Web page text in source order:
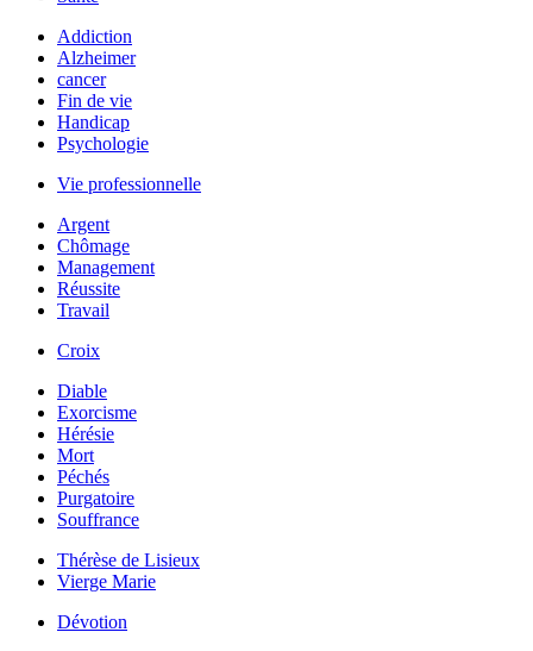
Addiction
Alzheimer
cancer
Fin de vie
Handicap
Psychologie
Vie professionnelle
Argent
Chômage
Management
Réussite
Travail
Croix
Diable
Exorcisme
Hérésie
Mort
Péchés
Purgatoire
Souffrance
Thérèse de Lisieux
Vierge Marie
Dévotion